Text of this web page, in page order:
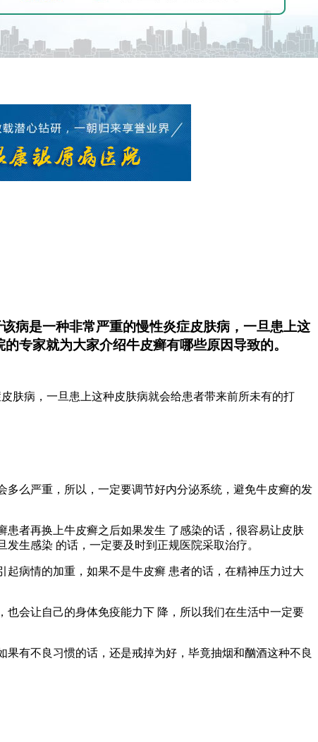
病是一种非常严重的慢性炎症皮肤病，一旦患上这
专家就为大家介绍牛皮癣有哪些原因导致的。
肤病，一旦患上这种皮肤病就会给患者带来前所未有的打
么严重，所以，一定要调节好内分泌系统，避免牛皮癣的发
者再换上牛皮癣之后如果发生 了感染的话，很容易让皮肤
生感染 的话，一定要及时到正规医院采取治疗。
病情的加重，如果不是牛皮癣 患者的话，在精神压力过大
会让自己的身体免疫能力下 降，所以我们在生活中一定要
有不良习惯的话，还是戒掉为好，毕竟抽烟和酗酒这种不良